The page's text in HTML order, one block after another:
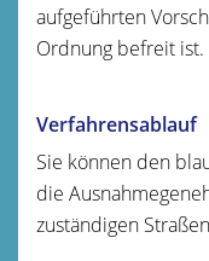
aufgeführten
Ordnung befreit ist.
Verfahrensablauf
Sie können den
die
zuständigen